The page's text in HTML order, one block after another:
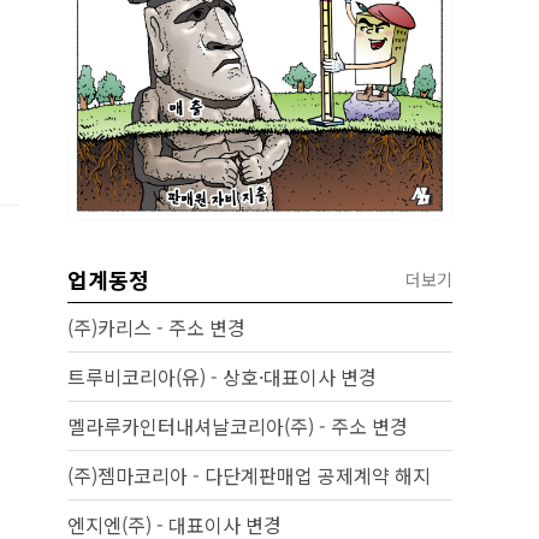
업계동정 더보기
(주)카리스 - 주소 변경
트루비코리아(유) - 상호·대표이사 변경
멜라루카인터내셔날코리아(주) - 주소 변경
(주)젬마코리아 - 다단계판매업 공제계약 해지
엔지엔(주) - 대표이사 변경